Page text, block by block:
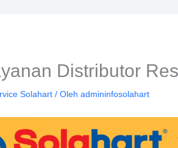
Distributor
Solahart / Olehadmininfosolahart